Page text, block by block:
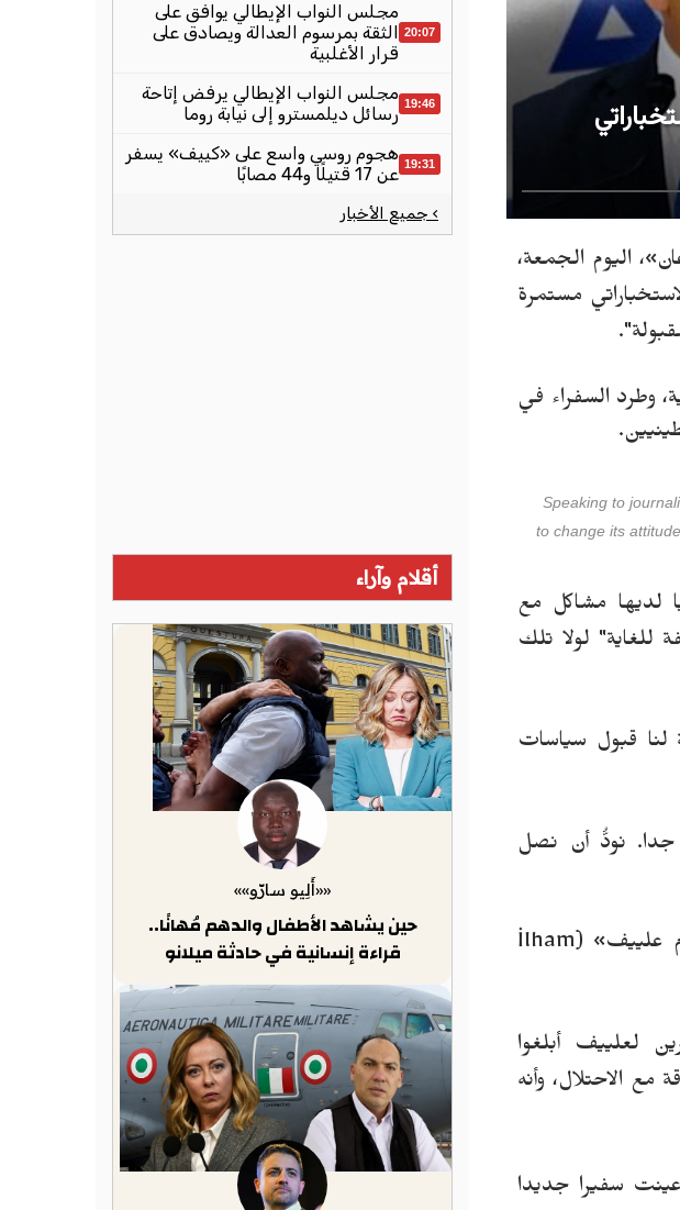
اليوم الجمعة،
مستمرة
وطرد السفراء في
Speaking to
to change its
لديها مشاكل مع
لولا تلك
لنا قبول سياسات
جدا. نودُّ أن نصل
علييف» (İlham
لعلييف أبلغوا
مع الاحتلال، وأنه
سفيرا جديدا
20:07
مجلس النواب الإيطالي يوافق على
الثقة بمرسوم العدالة ويصادق على
قرار الأغلبية
19:46 مجلس النواب الإيطالي يرفض إتاحة
رسائل ديلمسترو إلى نيابة روما
19:31 هجوم روسي واسع على «كييف» يسفر
عن 17 قتيلًا و44 مصابًا
› جميع الأخبار
أقلام وآراء
««أَلِيو سارّو»»
حين يشاهد الأطفال والدهم مُهانًا..
قراءة إنسانية في حادثة ميلانو